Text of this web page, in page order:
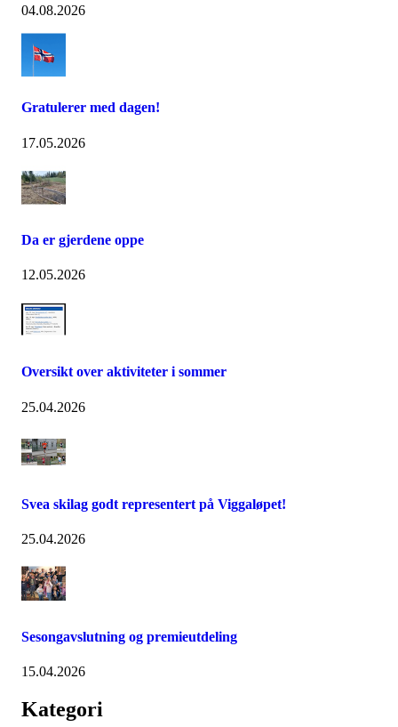
04.08.2026
Gratulerer med dagen!
17.05.2026
Da er gjerdene oppe
12.05.2026
Oversikt over aktiviteter i sommer
25.04.2026
Svea skilag godt representert på Viggaløpet!
25.04.2026
Sesongavslutning og premieutdeling
15.04.2026
Kategori